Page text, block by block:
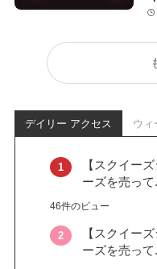
デイリー アクセス ウィ
【スクイー
ーズを売って
46件のビュー
【スクイー
ーズを売って